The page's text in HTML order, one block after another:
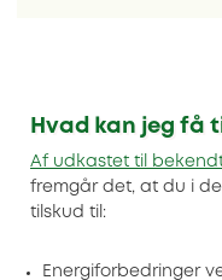
Hvad kan jeg få
Af udkastet til
fremgår det, at du i
tilskud til:
Energiforbedringer